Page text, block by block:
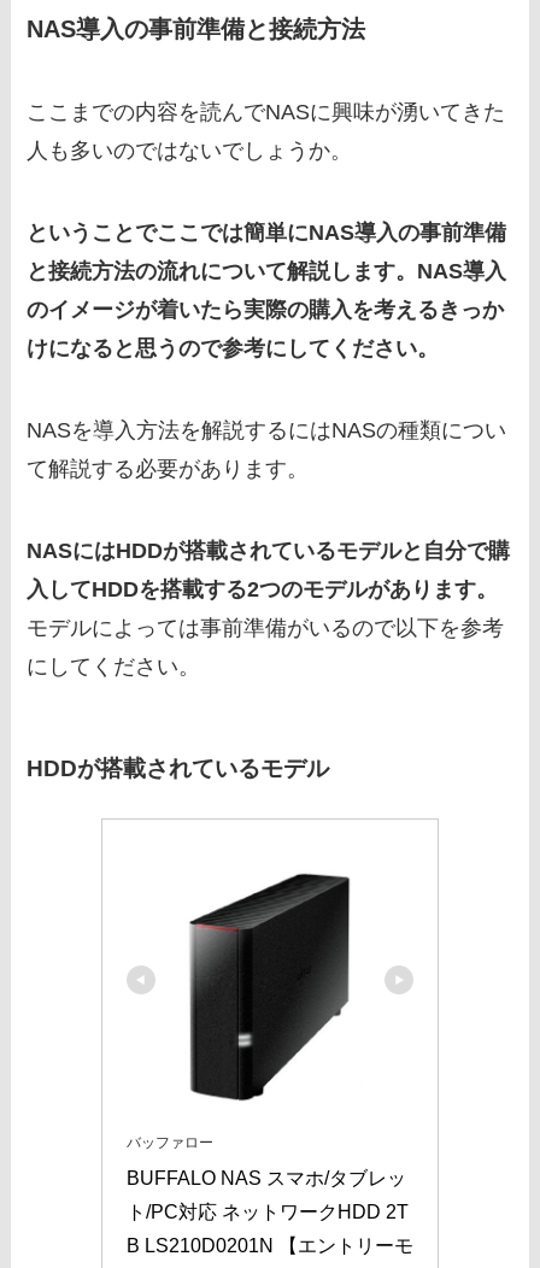
NAS導入の事前準備と接続方法
ここまでの内容を読んでNASに興味が湧いてきた
人も多いのではないでしょうか。
ということでここでは簡単にNAS導入の事前準備
と接続方法の流れについて解説します。NAS導入
のイメージが着いたら実際の購入を考えるきっか
けになると思うので参考にしてください。
NASを導入方法を解説するにはNASの種類につい
て解説する必要があります。
NASにはHDDが搭載されているモデルと自分で購
入してHDDを搭載する2つのモデルがあります。
モデルによっては事前準備がいるので以下を参考
にしてください。
HDDが搭載されているモデル
バッファロー
BUFFALO NAS スマホ/タブレッ
ト/PC対応 ネットワークHDD 2T
B LS210D0201N 【エントリーモ